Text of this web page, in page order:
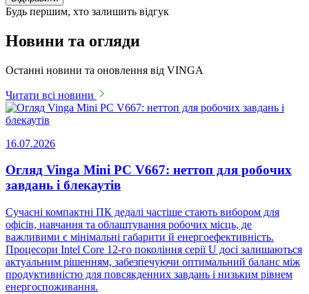
Будь першим, хто залишить відгук
Новини та огляди
Останні новини та оновлення від VINGA
Читати всі новини
16.07.2026
Огляд Vinga Mini PC V667: неттоп для робочих
завдань і блекаутів
Сучасні компактні ПК дедалі частіше стають вибором для
офісів, навчання та облаштування робочих місць, де
важливими є мінімальні габарити й енергоефективність.
Процесори Intel Core 12-го покоління серії U досі залишаються
актуальним рішенням, забезпечуючи оптимальний баланс між
продуктивністю для повсякденних завдань і низьким рівнем
енергоспоживання.